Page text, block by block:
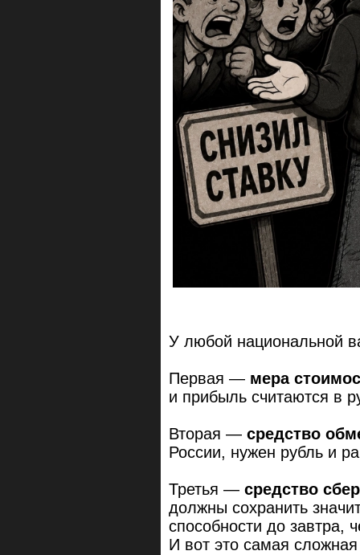
У любой национальной
Первая — мера
и прибыль считаются в
Вторая — средство
России, нужен рубль и
Третья — средство
должны сохранить
способности до завтра,
И вот это самая